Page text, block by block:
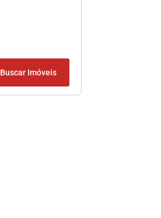
Buscar Imóveis